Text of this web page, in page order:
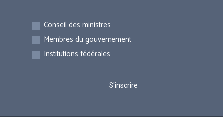
Inscriptions
Conseil des ministres
Membres du gouvernement
Institutions fédérales